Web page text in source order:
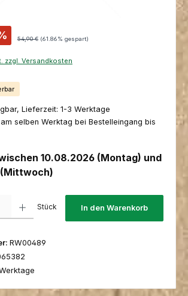
Regulärer Preis:
54,90 € (61.86% gespart)
zzgl. Versandkosten
Lieferzeit: 1-3 Werktage
selben Werktag bei Bestelleingang bis
10.08.2026 (Montag) und
Stück In den Warenkorb
RW00489